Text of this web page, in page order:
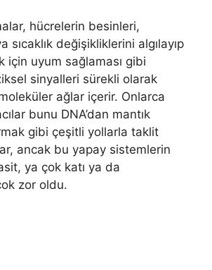
hücrelerin besinleri,
sıcaklık değişikliklerini algılayıp
için uyum sağlaması gibi
sinyalleri sürekli olarak
ağlar içerir. Onlarca
bunu DNA’dan mantık
gibi çeşitli yollarla taklit
ancak bu yapay sistemlerin
ya çok katı ya da
zor oldu.